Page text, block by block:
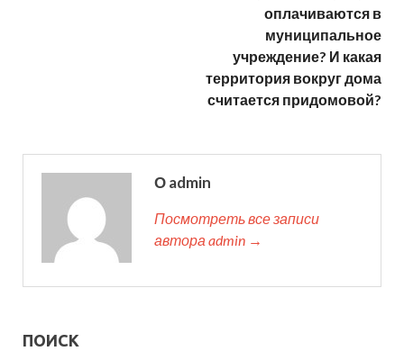
оплачиваются в
муниципальное
учреждение? И какая
территория вокруг дома
считается придомовой?
О admin
Посмотреть все записи
автора admin →
ПОИСК